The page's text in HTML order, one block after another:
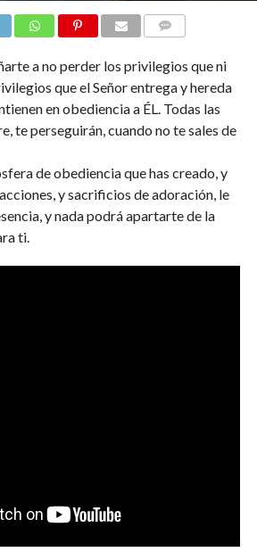
a no perder los privilegios que ni
que el Señor entrega y hereda
en obediencia a ÉL. Todas las
te perseguirán, cuando no te sales de
de obediencia que has creado, y
y sacrificios de adoración, le
y nada podrá apartarte de la
ti.